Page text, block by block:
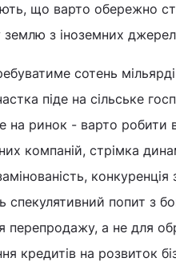
що варто обережно
землю з іноземних
сотень
піде на сільське
на ринок - варто робити
компаній, стрімка
спекулятивний попит з
перепродажу, а не для
кредитів на розвиток